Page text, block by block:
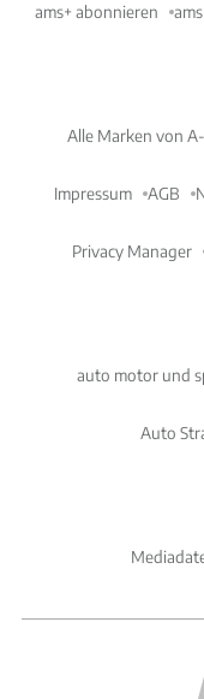
ams+ abonnieren
Alle Marken von
Impressum AGB
Privacy Manager
auto motor und
Auto